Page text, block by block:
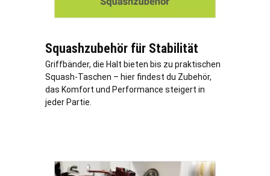
Squashzubehör für Stabilität
Griffbänder, die Halt bieten bis zu praktischen
Squash-Taschen – hier findest du Zubehör,
das Komfort und Performance steigert in
jeder Partie.